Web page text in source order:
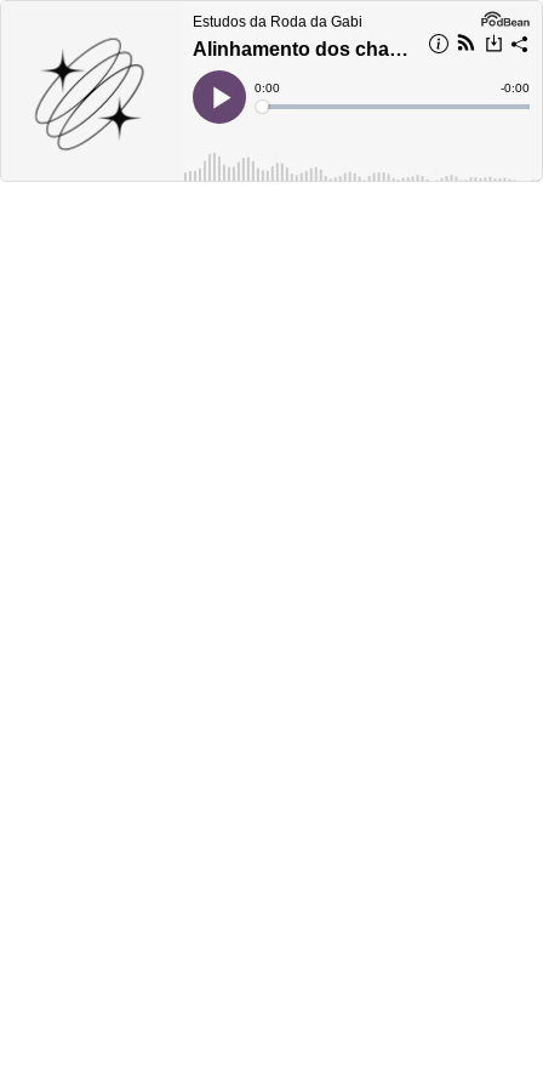
Estudos da Roda da Gabi
Alinhamento dos chakras
Play
Current
Time
0:00
Loaded:
Time
-0:00